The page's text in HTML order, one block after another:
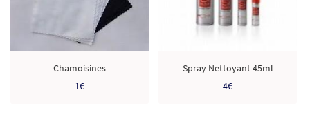
Chamoisines
1€
Spray Nettoyant 45ml
4€